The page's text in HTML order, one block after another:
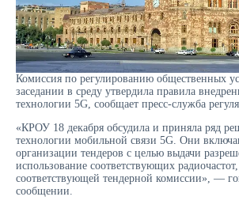
Комиссия по регулированию общественных
заседании в среду утвердила правила
технологии 5G, сообщает пресс-служба
«КРОУ 18 декабря обсудила и приняла ряд
технологии мобильной связи 5G. Они
организации тендеров с целью выдачи
использование соответствующих
соответствующей тендерной комиссии», —
сообщении.